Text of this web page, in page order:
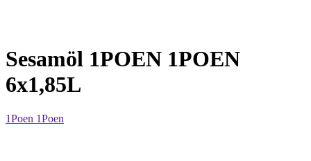
Sesamöl 1POEN 1POEN
6x1,85L
1Poen 1Poen